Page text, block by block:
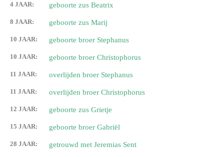
4 JAAR: geboorte zus Beatrix
8 JAAR: geboorte zus Marij
10 JAAR: geboorte broer Stephanus
10 JAAR: geboorte broer Christophorus
11 JAAR: overlijden broer Stephanus
11 JAAR: overlijden broer Christophorus
12 JAAR: geboorte zus Grietje
15 JAAR: geboorte broer Gabriël
28 JAAR: getrouwd met Jeremias Sent